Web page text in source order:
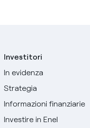
Investitori
In evidenza
Strategia
Informazioni finanziarie
Investire in Enel